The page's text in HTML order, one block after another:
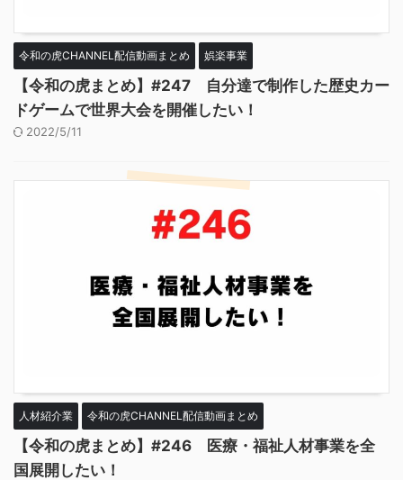
令和の虎CHANNEL配信動画まとめ 娯楽事業
【令和の虎まとめ】#247 自分達で制作した歴史カー
ドゲームで世界大会を開催したい！
2022/5/11
人材紹介業 令和の虎CHANNEL配信動画まとめ
【令和の虎まとめ】#246 医療・福祉人材事業を全
国展開したい！